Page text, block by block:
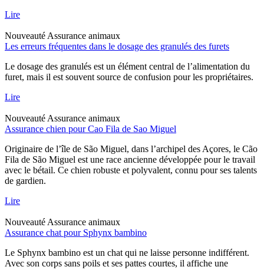
Lire
Nouveauté Assurance animaux
Les erreurs fréquentes dans le dosage des granulés des furets
Le dosage des granulés est un élément central de l’alimentation du
furet, mais il est souvent source de confusion pour les propriétaires.
Lire
Nouveauté Assurance animaux
Assurance chien pour Cao Fila de Sao Miguel
Originaire de l’île de São Miguel, dans l’archipel des Açores, le Cão
Fila de São Miguel est une race ancienne développée pour le travail
avec le bétail. Ce chien robuste et polyvalent, connu pour ses talents
de gardien.
Lire
Nouveauté Assurance animaux
Assurance chat pour Sphynx bambino
Le Sphynx bambino est un chat qui ne laisse personne indifférent.
Avec son corps sans poils et ses pattes courtes, il affiche une